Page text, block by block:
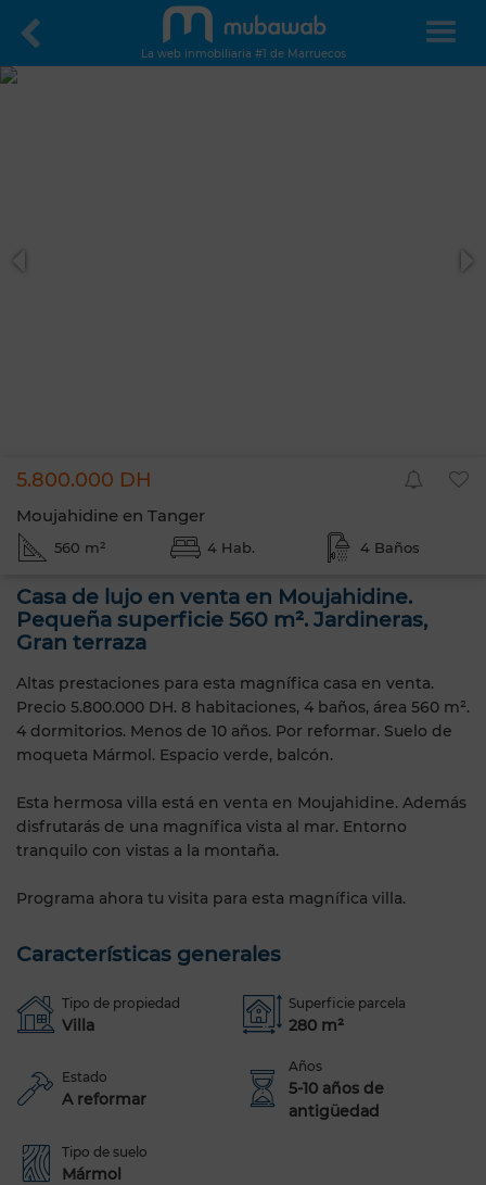
La web inmobiliaria #1 de Marruecos
5.800.000 DH
Moujahidine en Tanger
560 m² 4 Hab. 4 Baños
Casa de lujo en venta en Moujahidine.
Pequeña superficie 560 m². Jardineras,
Gran terraza
Altas prestaciones para esta magnífica casa en venta.
Precio 5.800.000 DH. 8 habitaciones, 4 baños, área 560 m².
4 dormitorios. Menos de 10 años. Por reformar. Suelo de
moqueta Mármol. Espacio verde, balcón.
Esta hermosa villa está en venta en Moujahidine. Además
disfrutarás de una magnífica vista al mar. Entorno
tranquilo con vistas a la montaña.
Programa ahora tu visita para esta magnífica villa.
Características generales
Tipo de propiedad
Villa
Superficie parcela
280 m²
Estado
A reformar
Años
5-10 años de
antigüedad
Tipo de suelo
Mármol